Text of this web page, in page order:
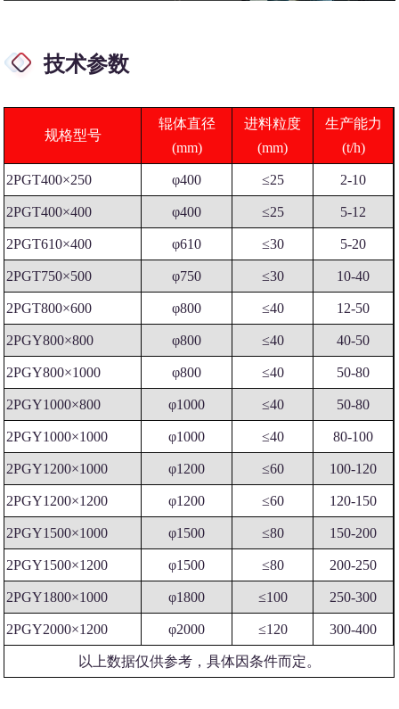
技术参数
规格型号
辊体直径
(mm)
进料粒度
(mm)
生产能力
(t/h)
2PGT400×250 φ400 ≤25 2-10
2PGT400×400 φ400 ≤25 5-12
2PGT610×400 φ610 ≤30 5-20
2PGT750×500 φ750 ≤30 10-40
2PGT800×600 φ800 ≤40 12-50
2PGY800×800 φ800 ≤40 40-50
2PGY800×1000 φ800 ≤40 50-80
2PGY1000×800 φ1000 ≤40 50-80
2PGY1000×1000 φ1000 ≤40 80-100
2PGY1200×1000 φ1200 ≤60 100-120
2PGY1200×1200 φ1200 ≤60 120-150
2PGY1500×1000 φ1500 ≤80 150-200
2PGY1500×1200 φ1500 ≤80 200-250
2PGY1800×1000 φ1800 ≤100 250-300
2PGY2000×1200 φ2000 ≤120 300-400
以上数据仅供参考，具体因条件而定。